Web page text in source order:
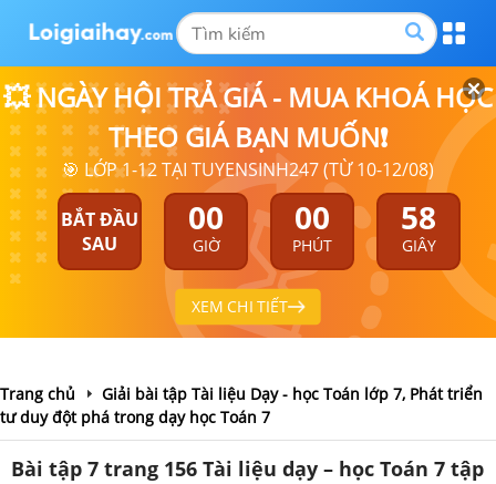
💥 NGÀY HỘI TRẢ GIÁ - MUA KHOÁ HỌC
THEO GIÁ BẠN MUỐN❗
🎯 LỚP 1-12 TẠI TUYENSINH247 (TỪ 10-12/08)
BẮT ĐẦU
SAU
00
GIỜ
00
PHÚT
57
GIÂY
XEM CHI TIẾT
Trang chủ
Giải bài tập Tài liệu Dạy - học Toán lớp 7, Phát triển
tư duy đột phá trong dạy học Toán 7
Bài tập 7 trang 156 Tài liệu dạy – học Toán 7 tập